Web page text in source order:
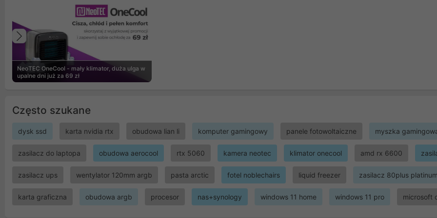
NeoTEC OneCool - mały klimator, duża ulga w
upalne dni już za 69 zł
Poprzedni
Często szukane
dysk ssd karta nvidia rtx obudowa lian li komputer gamingowy panele fotowoltaiczne myszka
zasilacz do laptopa obudowa aerocool rtx 5060 kamera neotec klimator onecool amd rx 6600
zasilacz ups wentylator 120mm argb pasta arctic fotel noblechairs liquid freezer zasilacz 80plus platinum
karta graficzna obudowa argb procesor nas+synology windows 11 home windows 11 pro microsoft